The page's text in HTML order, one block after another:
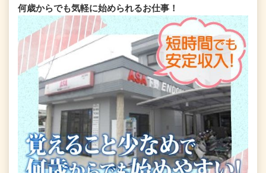
何歳からでも気軽に始められるお仕事！